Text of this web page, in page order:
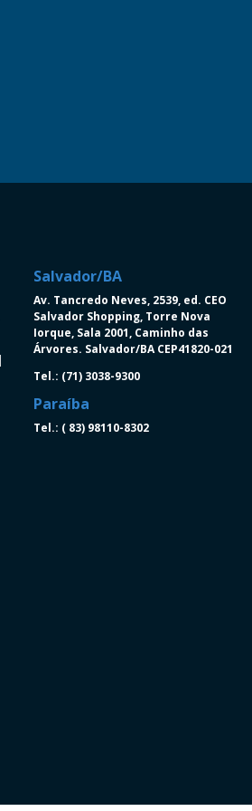
Salvador/BA
Av. Tancredo Neves, 2539, ed. CEO
Salvador Shopping, Torre Nova
Iorque, Sala 2001, Caminho das
Árvores. Salvador/BA CEP41820-021
Tel.: (71) 3038-9300
Paraíba
Tel.: ( 83) 98110-8302